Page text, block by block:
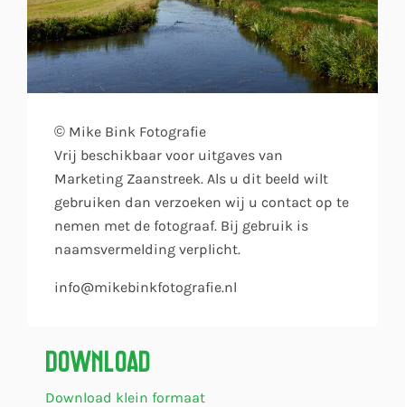
© Mike Bink Fotografie
Vrij beschikbaar voor uitgaves van
Marketing Zaanstreek. Als u dit beeld wilt
gebruiken dan verzoeken wij u contact op te
nemen met de fotograaf. Bij gebruik is
naamsvermelding verplicht.
info@mikebinkfotografie.nl
Download
Download klein formaat